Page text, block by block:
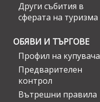
Други събития в
сферата на туризма
ОБЯВИ И ТЪРГОВЕ
Профил на купувача
Предварителен
контрол
Вътрешни правила